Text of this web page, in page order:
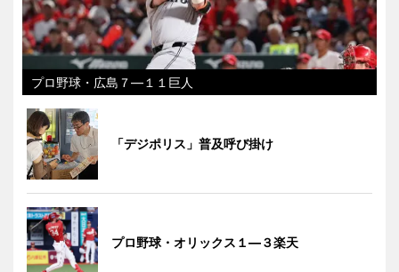
プロ野球・広島７―１１巨人
「デジポリス」普及呼び掛け
プロ野球・オリックス１―３楽天